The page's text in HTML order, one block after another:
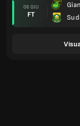
06 GIU
FT